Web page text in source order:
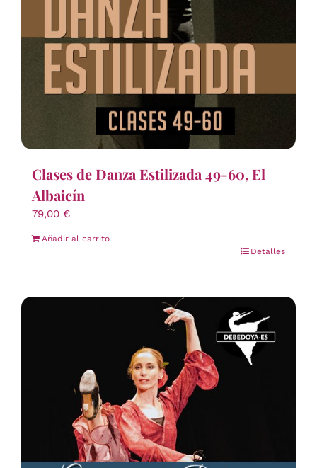
Clases de Danza Estilizada 49-60, El
Albaicín
79,00 €
Añadir al carrito
Detalles